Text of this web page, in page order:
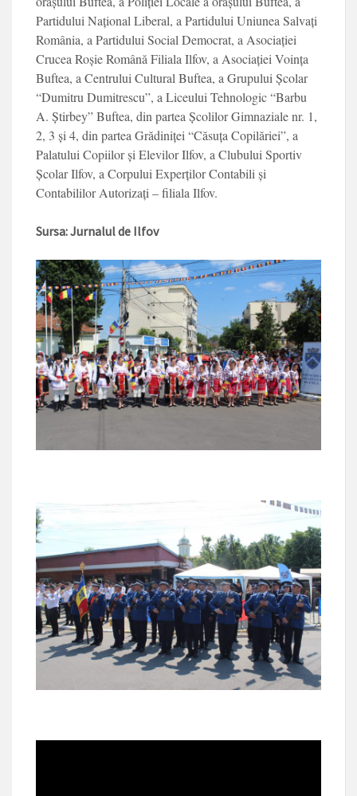
Partidului Național Libe­ral, a Partidului Uniunea Salvați
România, a Parti­dului Social Democrat, a Asociației
Crucea Roșie Română Filiala Ilfov, a Asociației Voința
Buftea, a Centrului Cultural Buf­tea, a Grupului Școlar
“Dumitru Dumitrescu”, a Liceului Tehnologic “Bar­bu
A. Știrbey” Buftea, din partea Școlilor Gimna­ziale nr. 1,
2, 3 și 4, din partea Grădiniței “Căsuța Copilăriei”, a
Palatului Copiilor și Elevilor Ilfov, a Clubului Sportiv
Școlar Il­fov, a Corpului Experților Contabili și
Contabililor Autorizați – filiala Ilfov.
Sursa: Jurnalul de Ilfov